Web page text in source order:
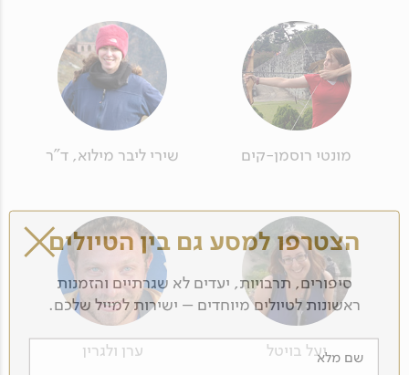
מונטי רוסמן-קים שירי ליבר מילוא, ד"ר
יעל בויטל ערן ולגרין
הצטרפו למסע גם בין הטיולים
סיפורים, תרבויות, יעדים לא שגרתיים והזמנות
ראשונות לטיולים מיוחדים – ישירות למייל שלכם.
שם מלא